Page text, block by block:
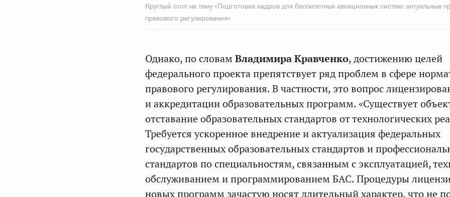
Круглый стол на тему «Подготовка кадров для беспилотных авиационных систем: актуальные
правового регулирования»
Однако, по словам Владимира Кравченко, достижению целей
федерального проекта препятствует ряд проблем в сфере
правового регулирования. В частности, это вопрос
и аккредитации образовательных программ. «Существует
отставание образовательных стандартов от технологических
Требуется ускоренное внедрение и актуализация федеральных
государственных образовательных стандартов и
стандартов по специальностям, связанным с эксплуатацией,
обслуживанием и программированием БАС. Процедуры
новых программ зачастую носят длительный характер, что не